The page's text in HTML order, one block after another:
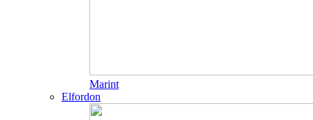
Marint
Elfordon